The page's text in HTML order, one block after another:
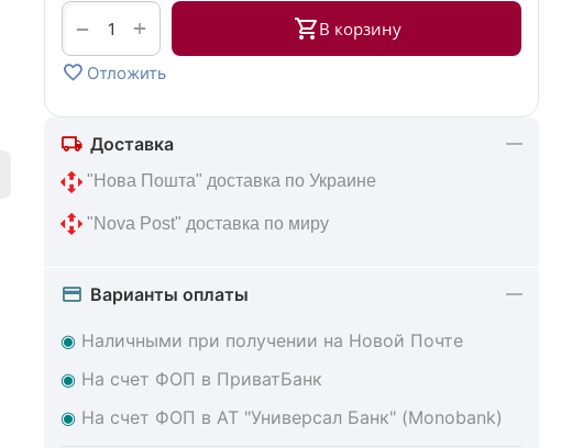
+
− В корзину
Отложить
Доставка
"Нова Пошта" доставка по Украине
"Nova Post" доставка по миру
Варианты оплаты
◉ Наличными при получении на Новой Почте
◉ На счет ФОП в ПриватБанк
◉ На счет ФОП в АТ "Универсал Банк" (Monobank)